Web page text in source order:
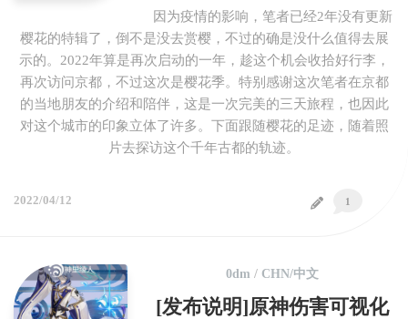
因为疫情的影响，笔者已经2年没有更新
樱花的特辑了，倒不是没去赏樱，不过的确是没什么值得去展
示的。2022年算是再次启动的一年，趁这个机会收拾好行李，
再次访问京都，不过这次是樱花季。特别感谢这次笔者在京都
的当地朋友的介绍和陪伴，这是一次完美的三天旅程，也因此
对这个城市的印象立体了许多。下面跟随樱花的足迹，随着照
片去探访这个千年古都的轨迹。
1
2022/04/12
0dm / CHN/中文
[发布说明]原神伤害可视化